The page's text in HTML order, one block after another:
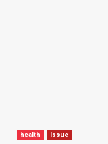
health Issue